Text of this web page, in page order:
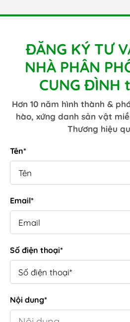
ĐĂNG KÝ TƯ
NHÀ PHÂN
CUNG ĐÌNH
Hơn 10 năm hình thành &
hào, xứng danh sản vật
Thương hiệu
Tên*
Email*
Số điện thoại*
Nội dung*